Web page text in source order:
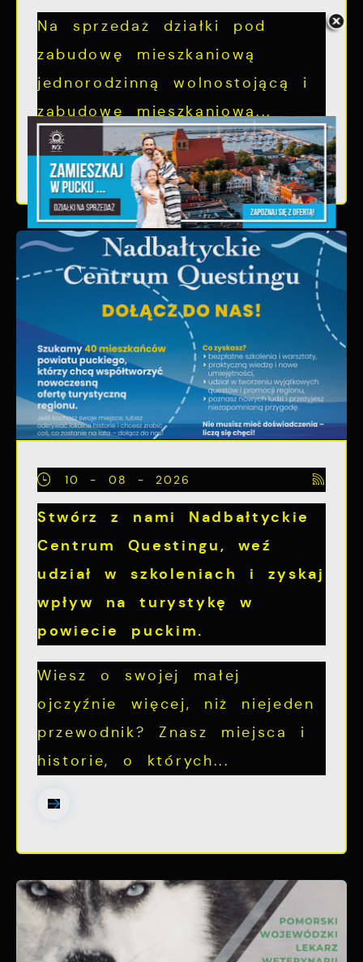
Na sprzedaż działki pod
zabudowę mieszkaniową
jednorodzinną wolnostojącą i
zabudowę mieszkaniową...
10 - 08 - 2026
Stwórz z nami Nadbałtyckie
Centrum Questingu, weź
udział w szkoleniach i zyskaj
wpływ na turystykę w
powiecie puckim.
Wiesz o swojej małej
ojczyźnie więcej, niż niejeden
przewodnik? Znasz miejsca i
historie, o których...